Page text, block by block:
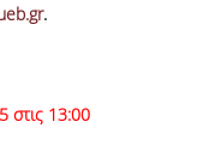
.
στις 13:00